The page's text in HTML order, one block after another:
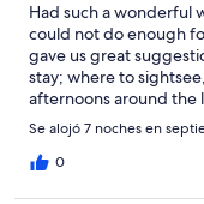
Had such a wonderful
could not do enough
gave us great
stay; where to
afternoons around the
the mornings. We
evenings we sat
overlooking Portugal.
Se alojó 7 noches en
0